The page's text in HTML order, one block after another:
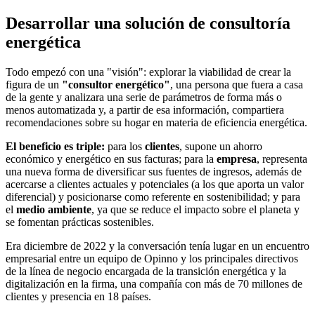
Desarrollar una solución de consultoría
energética
Todo empezó con una "visión": explorar la viabilidad de crear la
figura de un "consultor energético", una persona que fuera a casa
de la gente y analizara una serie de parámetros de forma más o
menos automatizada y, a partir de esa información, compartiera
recomendaciones sobre su hogar en materia de eficiencia energética.
El beneficio es triple: para los clientes, supone un ahorro
económico y energético en sus facturas; para la empresa, representa
una nueva forma de diversificar sus fuentes de ingresos, además de
acercarse a clientes actuales y potenciales (a los que aporta un valor
diferencial) y posicionarse como referente en sostenibilidad; y para
el medio ambiente, ya que se reduce el impacto sobre el planeta y
se fomentan prácticas sostenibles.
Era diciembre de 2022 y la conversación tenía lugar en un encuentro
empresarial entre un equipo de Opinno y los principales directivos
de la línea de negocio encargada de la transición energética y la
digitalización en la firma, una compañía con más de 70 millones de
clientes y presencia en 18 países.